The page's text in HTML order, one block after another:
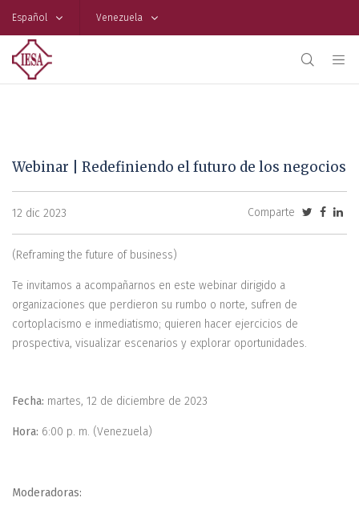
Español Venezuela
Webinar | Redefiniendo el futuro de los negocios
12 dic 2023 Comparte
(Reframing the future of business)
Te invitamos a acompañarnos en este webinar dirigido a
organizaciones que perdieron su rumbo o norte, sufren de
cortoplacismo e inmediatismo; quieren hacer ejercicios de
prospectiva, visualizar escenarios y explorar oportunidades.
Fecha: martes, 12 de diciembre de 2023
Hora: 6:00 p. m. (Venezuela)
Moderadoras: